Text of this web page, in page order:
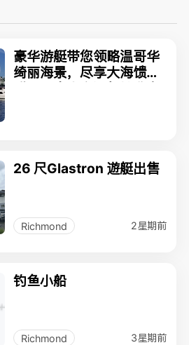
豪华游艇带您领略温哥华
绮丽海景，尽享大海馈
26 尺Glastron 遊艇出售
Richmond 2星期前
钓鱼小船
Richmond 3星期前